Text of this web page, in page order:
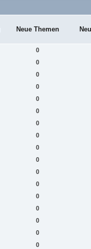
Neue Themen
0
0
0
0
0
0
0
0
0
0
0
0
0
0
0
0
0